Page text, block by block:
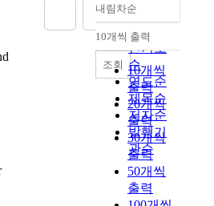
정확도
순
인기도
순
연도순
제목순
저자순
발행기
관순
내림차순
내림차순
10개씩 출력
10개씩
출력
20개씩
출력
30개씩
출력
50개씩
출력
조회